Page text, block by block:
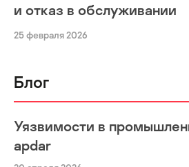
и отказ в обслуживании
25 февраля 2026
Блог
Уязвимости в
apdar